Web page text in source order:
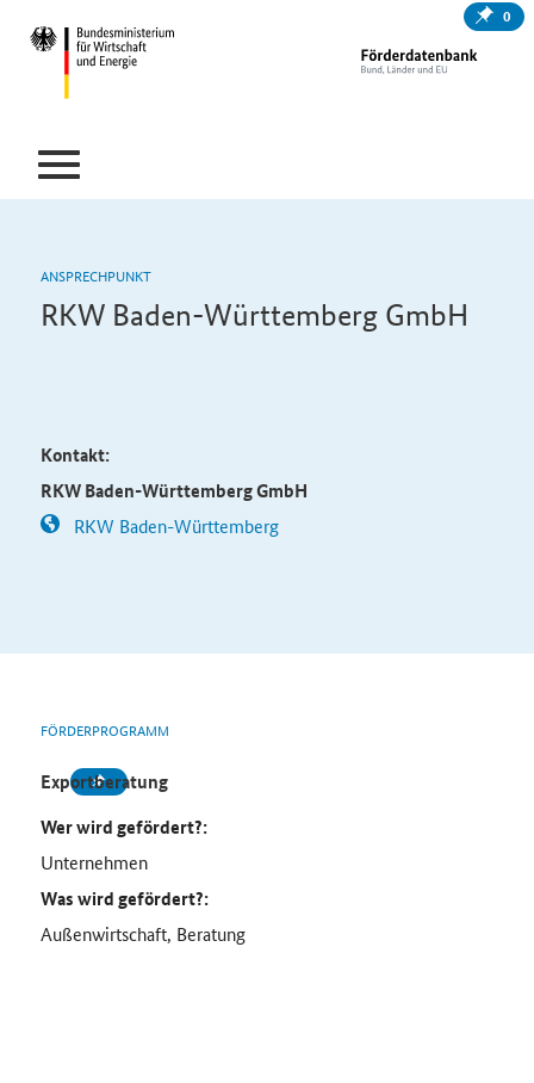
0
ANSPRECHPUNKT
RKW Baden-Württemberg GmbH
Kontakt:
RKW Baden-Württemberg GmbH
RKW Baden-Württemberg
FÖRDERPROGRAMM
Exportberatung
Wer wird gefördert?:
Unternehmen
Was wird gefördert?:
Außenwirtschaft, Beratung